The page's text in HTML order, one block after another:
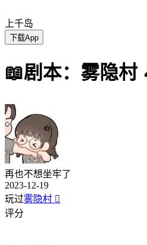
上千岛
下载App
📖剧本：雾隐村
再也不想坐牢了
2023-12-19
玩过雾隐村 
评分